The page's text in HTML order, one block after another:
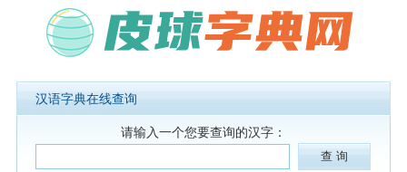
汉语字典在线查询
请输入一个您要查询的汉字：